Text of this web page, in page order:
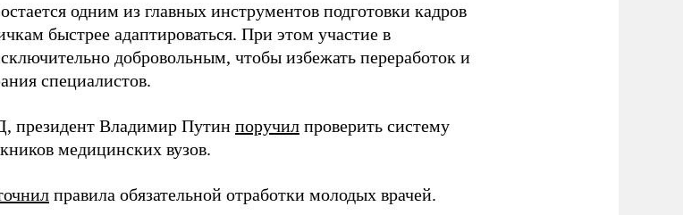
одним из главных инструментов подготовки кадров
быстрее адаптироваться. При этом участие в
добровольным, чтобы избежать переработок и
специалистов.
президент Владимир Путин поручил проверить систему
медицинских вузов.
правила обязательной отработки молодых врачей.